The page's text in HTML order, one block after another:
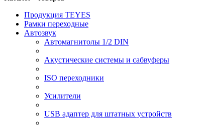
Продукция TEYES
Рамки переходные
Автозвук
Автомагнитолы 1/2 DIN
Акустические системы и сабвуферы
ISO переходники
Усилители
USB адаптер для штатных устройств